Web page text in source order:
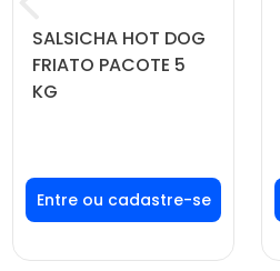
SALSICHA HOT DOG
FRIATO PACOTE 5
KG
Faça seu login ou
cadastre-se para
ver preços e